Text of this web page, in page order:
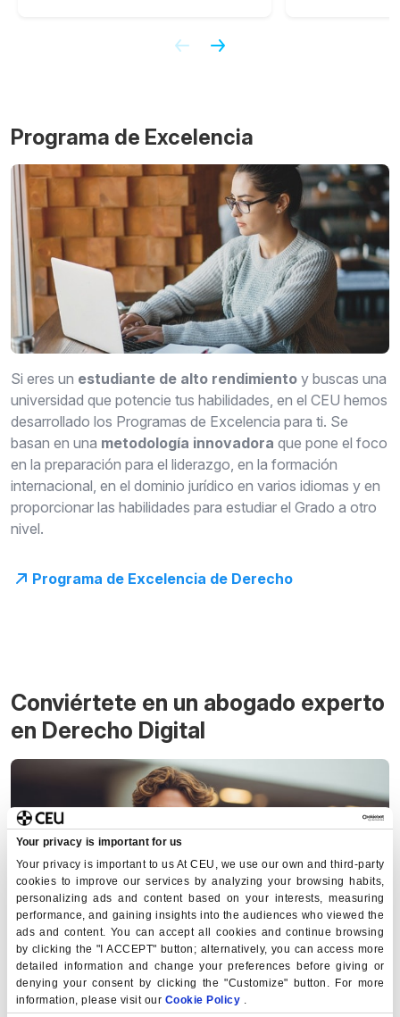
Your privacy is important for us
Your privacy is important to us At CEU, we use our own and third-party
cookies to improve our services by analyzing your browsing habits,
personalizing ads and content based on your interests, measuring
performance, and gaining insights into the audiences who viewed the
ads and content. You can accept all cookies and continue browsing
by clicking the "I ACCEPT" button; alternatively, you can access more
detailed information and change your preferences before giving or
denying your consent by clicking the "Customize" button. For more
information, please visit our Cookie Policy .
Programa de Excelencia
Si eres un estudiante de alto rendimiento y buscas una
universidad que potencie tus habilidades, en el CEU hemos
desarrollado los Programas de Excelencia para ti. Se
basan en una metodología innovadora que pone el foco
en la preparación para el liderazgo, en la formación
internacional, en el dominio jurídico en varios idiomas y en
proporcionar las habilidades para estudiar el Grado a otro
nivel.
Programa de Excelencia de Derecho
Conviértete en un abogado experto
en Derecho Digital
La digitalización se ha convertido en parte esencial dentro
del mundo del Derecho, las grandes firmas están